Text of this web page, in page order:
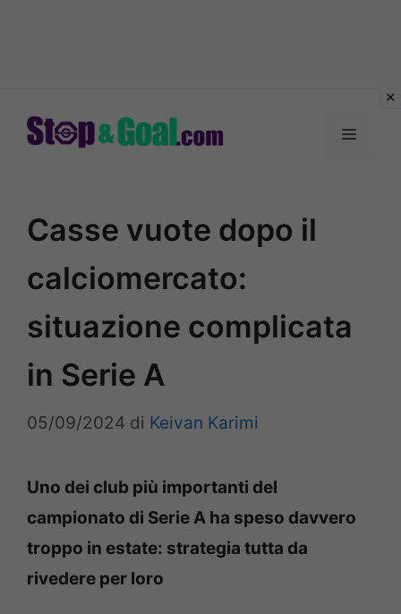
Menu
Casse vuote dopo il
calciomercato:
situazione complicata
in Serie A
05/09/2024 di Keivan Karimi
Uno dei club più importanti del
campionato di Serie A ha speso davvero
troppo in estate: strategia tutta da
rivedere per loro